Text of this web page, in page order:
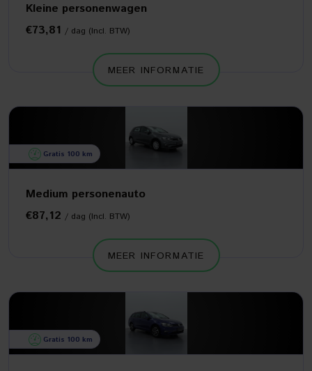
Kleine personenwagen
€73,81 / dag (Incl. BTW)
MEER INFORMATIE
Gratis 100 km
Medium personenauto
€87,12 / dag (Incl. BTW)
MEER INFORMATIE
Gratis 100 km